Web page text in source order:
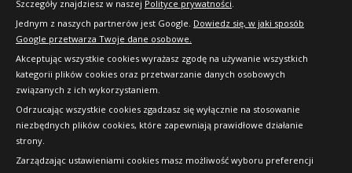
Szczegóły znajdziesz w naszej Polityce prywatności.
Jednym z naszych partnerów jest Google. Dowiedz się, w jaki sposób
Google przetwarza Twoje dane osobowe.
Akceptując wszystkie cookies wyrażasz zgodę na używanie wszystkich
kategorii plików cookies oraz przetwarzanie danych osobowych
związanych z ich wykorzystaniem.
Odrzucając wszystkie cookies zgadzasz się wyłącznie na stosowanie
niezbędnych plików cookies, które zapewniają prawidłowe działanie
strony.
Zarządzając ustawieniami cookies masz możliwość wyboru preferencji
Copyright © 2010-2026 24opony.pl. Wszelkie